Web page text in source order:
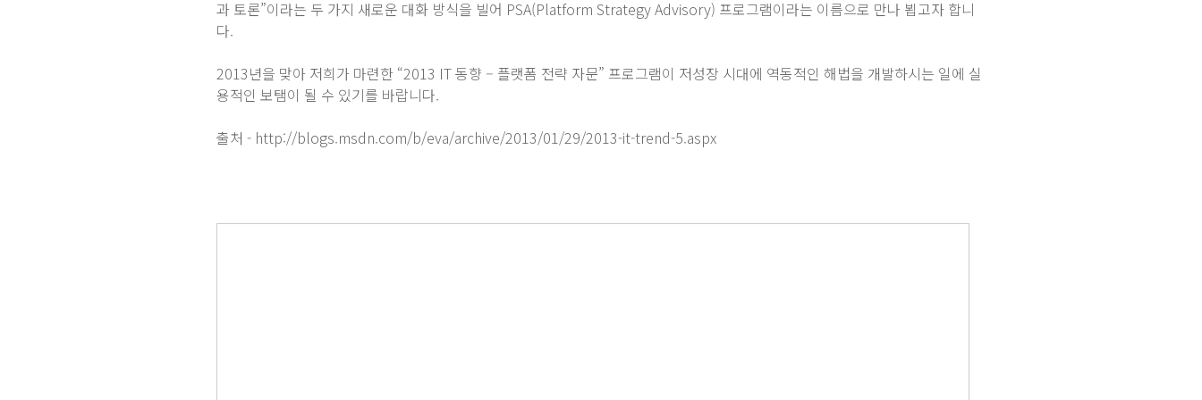
과 토론”이라는 두 가지 새로운 대화 방식을 빌어 PSA(Platform Strategy Advisory) 프로그램이라는 이름으로 만나 뵙고자 합니
다.
2013년을 맞아 저희가 마련한 “2013 IT 동향 – 플랫폼 전략 자문” 프로그램이 저성장 시대에 역동적인 해법을 개발하시는 일에 실
용적인 보탬이 될 수 있기를 바랍니다.
출처 - http://blogs.msdn.com/b/eva/archive/2013/01/29/2013-it-trend-5.aspx